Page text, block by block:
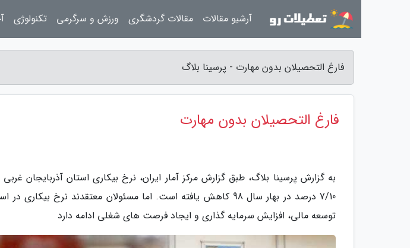
فارغ التحصیلان بدون مهارت - پرسینا بلاگ
فارغ التحصیلان بدون مهارت
7/10 درصد در بهار سال 98 کاهش یافته است. اما مسئولان معتقدند نرخ
توسعه مالی، افزایش سرمایه گذاری و ایجاد فرصت های شغلی ادامه دارد
آرشیو مقالات مقالات گردشگری ورزش و سرگرمی تکنولوژی